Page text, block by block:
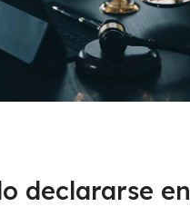
declararse en